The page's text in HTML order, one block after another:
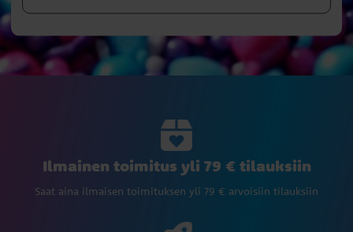
Ilmainen toimitus yli 79 € tilauksiin
Saat aina ilmaisen toimituksen yli 79 € arvoisiin tilauksiin